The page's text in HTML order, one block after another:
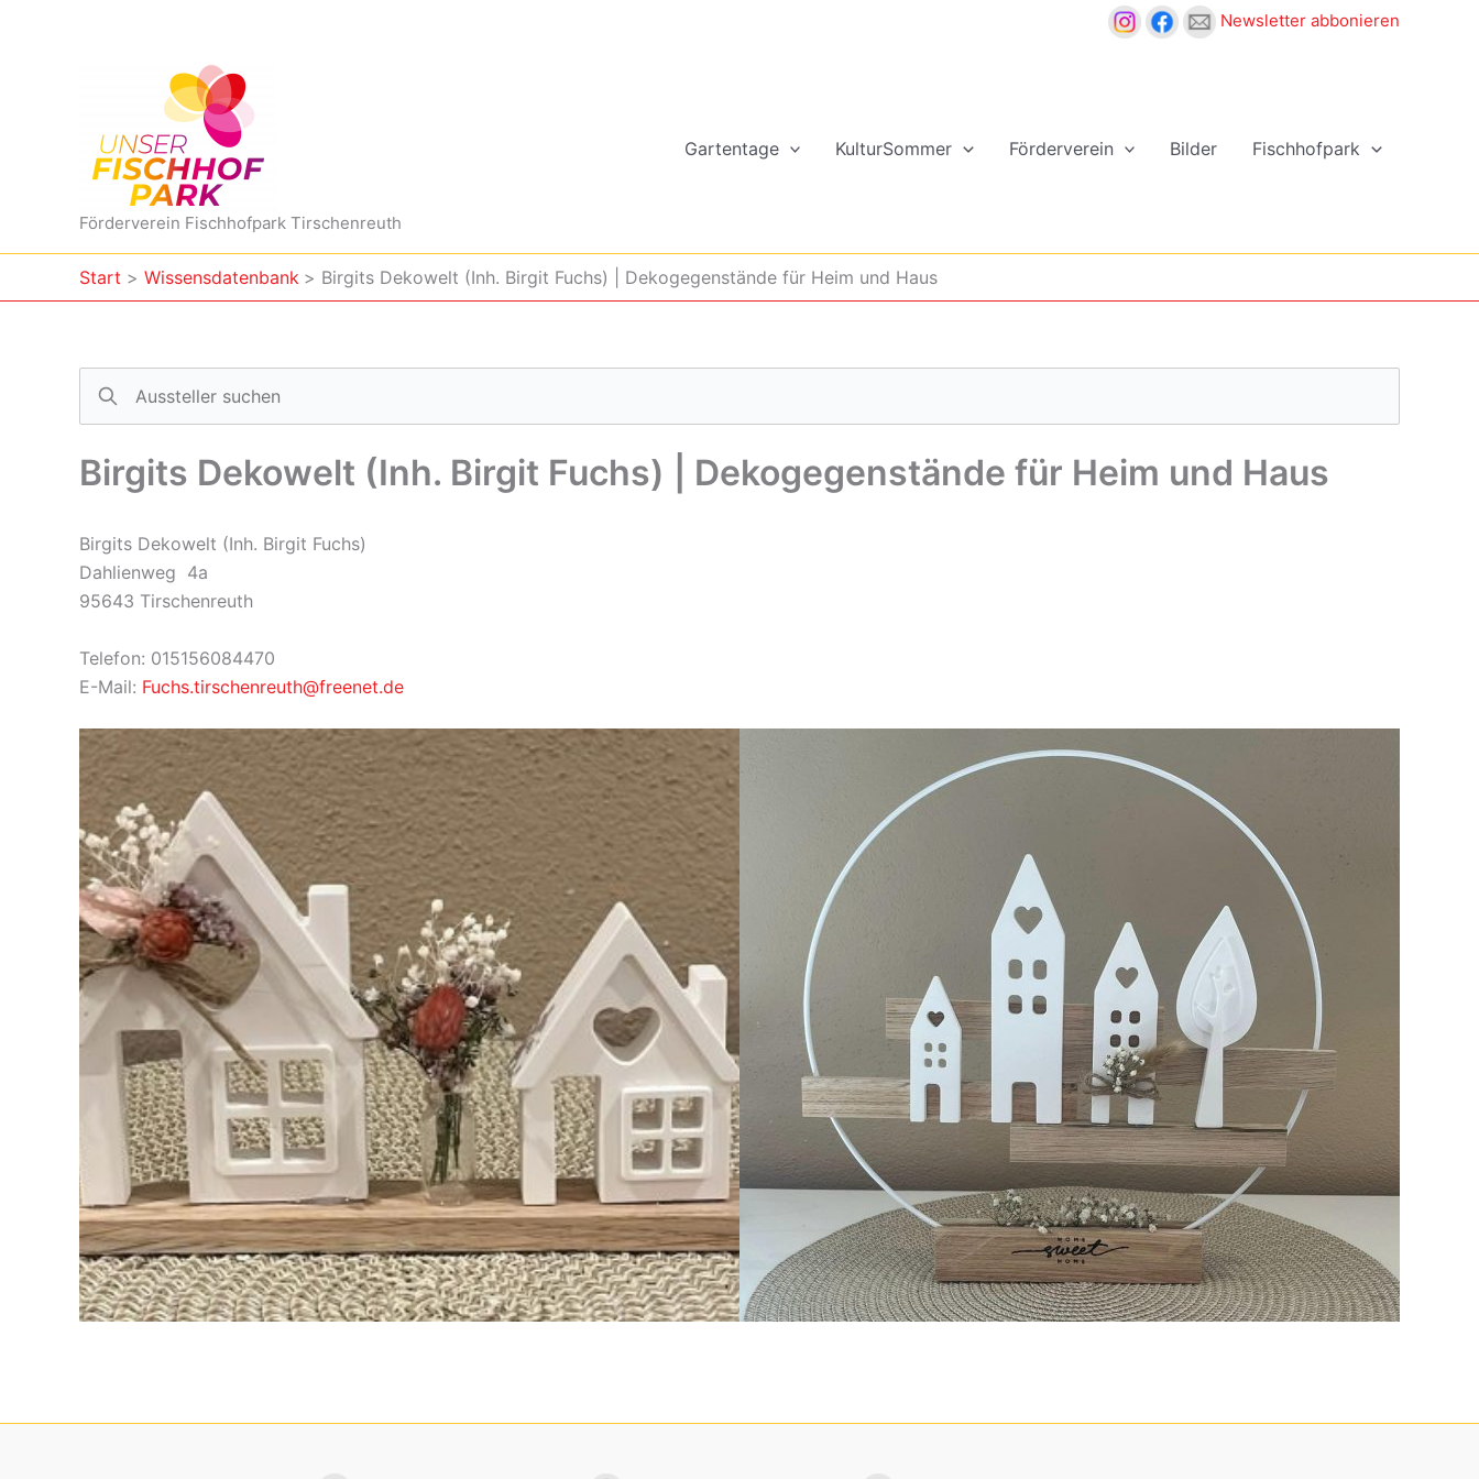
Newsletter abbonieren
Förderverein Fischhofpark Tirschenreuth
Gartentage KulturSommer Förderverein Bilder Fischhofpark
Start Wissensdatenbank Birgits Dekowelt (Inh. Birgit Fuchs) | Dekogegenstände für Heim und Haus
Birgits Dekowelt (Inh. Birgit Fuchs) | Dekogegenstände für Heim und Haus
Birgits Dekowelt (Inh. Birgit Fuchs)
Dahlienweg 4a
95643 Tirschenreuth
Telefon: 015156084470
E-Mail: Fuchs.tirschenreuth@freenet.de